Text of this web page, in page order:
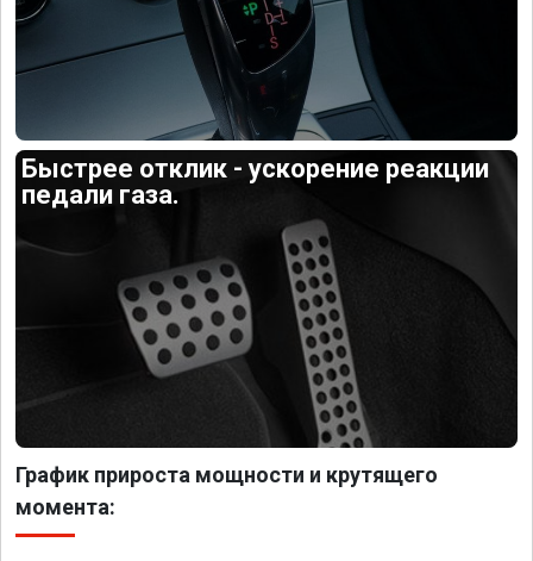
Быстрее отклик - ускорение реакции
педали газа.
График прироста мощности и крутящего
момента: